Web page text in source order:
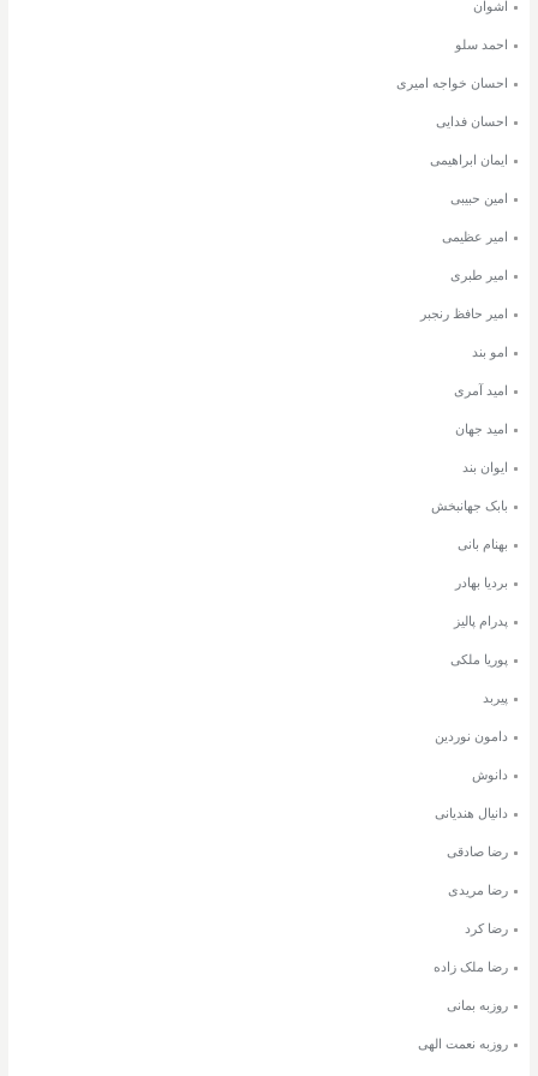
اشوان
احمد سلو
احسان خواجه امیری
احسان فدایی
ایمان ابراهیمی
امین حبیبی
امیر عظیمی
امیر طبری
امیر حافظ رنجبر
امو بند
امید آمری
امید جهان
ایوان بند
بابک جهانبخش
بهنام بانی
بردیا بهادر
پدرام پالیز
پوریا ملکی
پیربد
دامون نوردین
دانوش
دانیال هندیانی
رضا صادقی
رضا مریدی
رضا کرد
رضا ملک زاده
روزبه بمانی
روزبه نعمت الهی